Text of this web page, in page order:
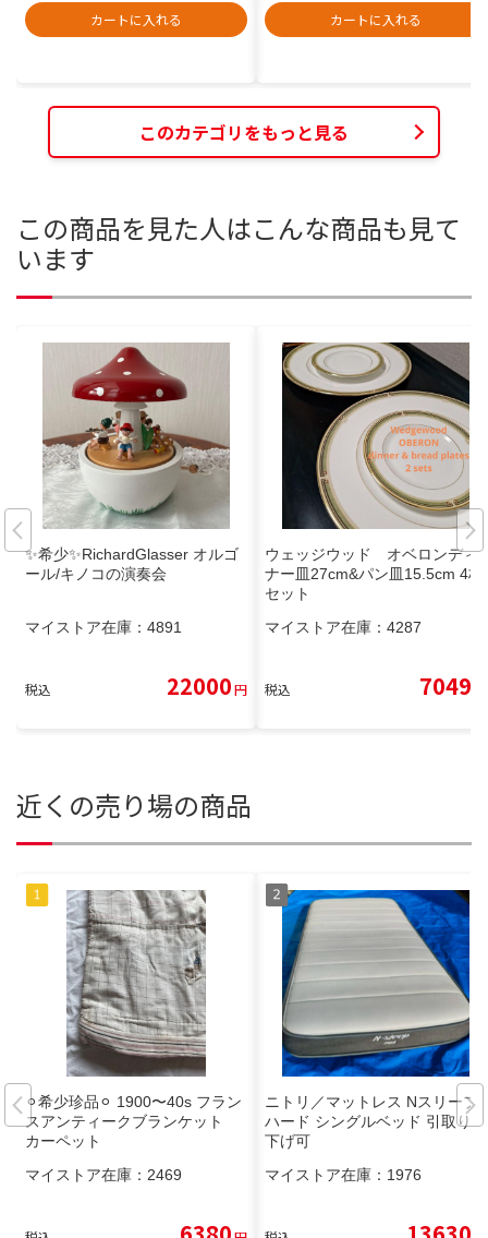
カートに入れる
カートに入れる
このカテゴリをもっと見る
この商品を見た人はこんな商品も見て
います
✨希少✨RichardGlasser オルゴ
ール/キノコの演奏会
マイストア在庫： 4891
税込 22000円
ウェッジウッド オベロンディ
ナー皿27cm&パン皿15.5cm 4枚
セット
マイストア在庫： 4287
税込 7049
近くの売り場の商品
⚪︎希少珍品⚪︎ 1900〜40s フラン
スアンティークブランケット
カーペット
マイストア在庫： 2469
ニトリ／マットレス Nスリープ
ハード シングルベッド 引取り値
下げ可
マイストア在庫： 1976